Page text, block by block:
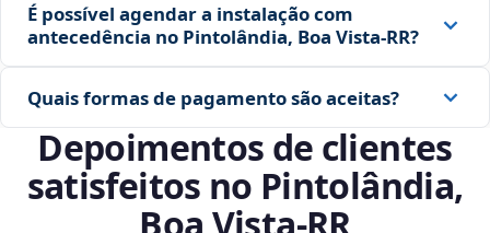
É possível agendar a instalação com
antecedência no Pintolândia, Boa Vista‑RR?
Quais formas de pagamento são aceitas?
Depoimentos de clientes
satisfeitos no Pintolândia,